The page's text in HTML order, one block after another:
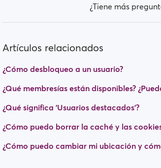
¿Tiene más
Artículos relacionados
¿Cómo desbloqueo a un usuario?
¿Qué membresías están disponibles?
¿Qué significa 'Usuarios destacados'?
¿Cómo puedo borrar la caché y las
¿Cómo puedo cambiar mi ubicación y